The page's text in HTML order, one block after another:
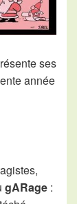
ses
année
gARage :